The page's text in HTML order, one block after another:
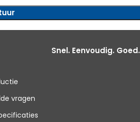
Snel. Eenvoudig. Goed.
vragen